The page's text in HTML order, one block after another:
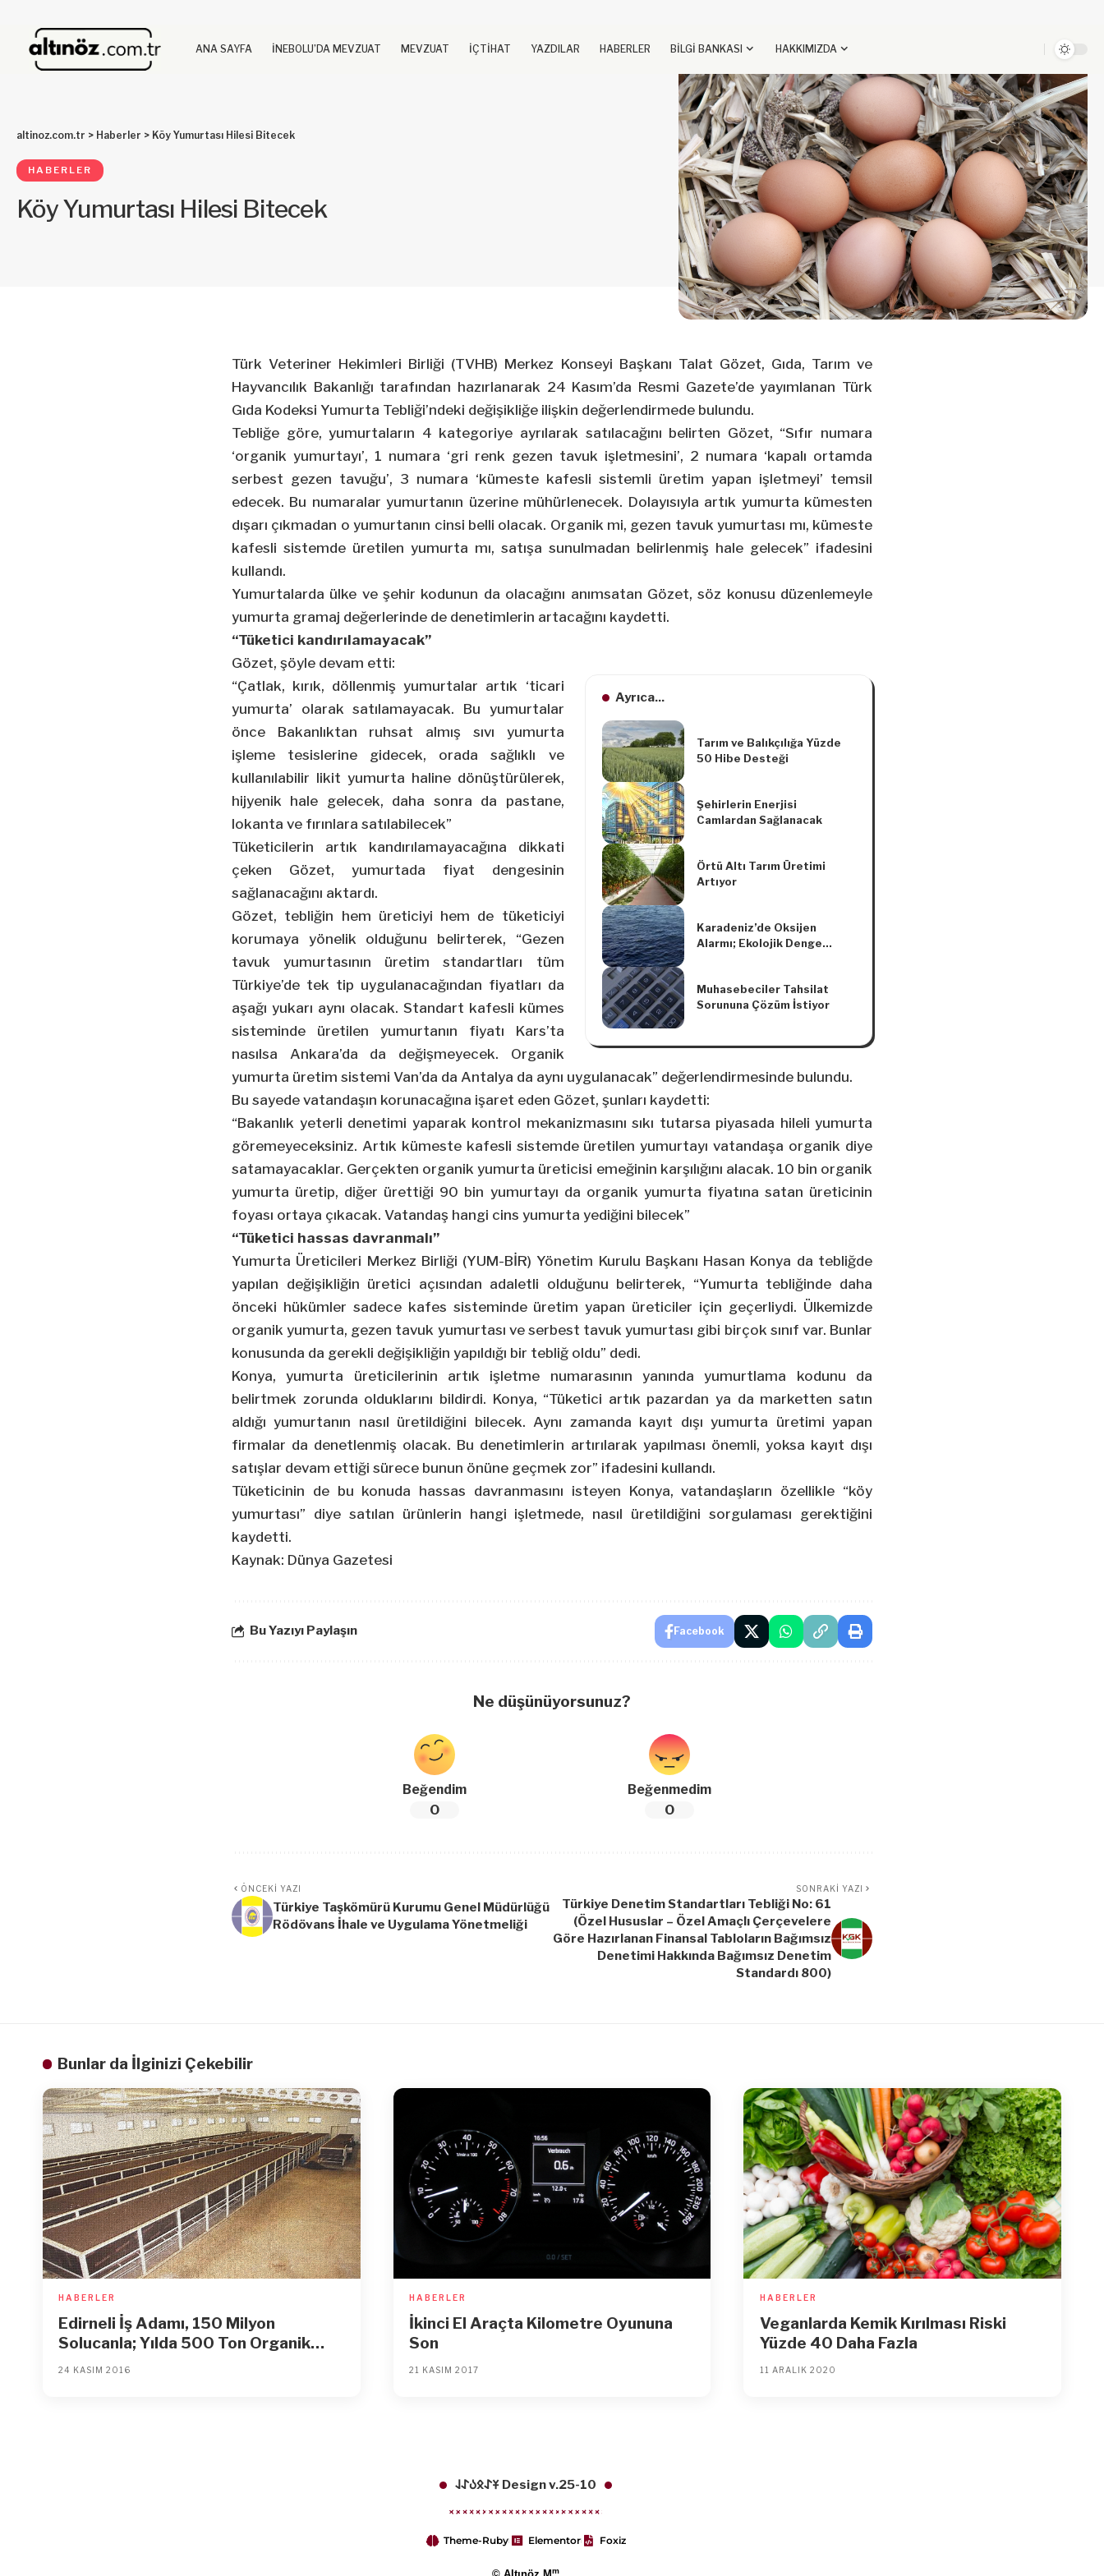
ANA SAYFA İNEBOLU’DA MEVZUAT MEVZUAT İÇTİHAT YAZDILAR HABERLER BİLGİ BANKASI HAKKIMIZDA
altinoz.com.tr > Haberler > Köy Yumurtası Hilesi Bitecek
HABERLER
Köy Yumurtası Hilesi Bitecek
Türk Veteriner Hekimleri Birliği (TVHB) Merkez Konseyi Başkanı Talat Gözet, Gıda, Tarım ve
Hayvancılık Bakanlığı tarafından hazırlanarak 24 Kasım’da Resmi Gazete’de yayımlanan Türk
Gıda Kodeksi Yumurta Tebliği’ndeki değişikliğe ilişkin değerlendirmede bulundu.
Tebliğe göre, yumurtaların 4 kategoriye ayrılarak satılacağını belirten Gözet, “Sıfır numara
‘organik yumurtayı’, 1 numara ‘gri renk gezen tavuk işletmesini’, 2 numara ‘kapalı ortamda
serbest gezen tavuğu’, 3 numara ‘kümeste kafesli sistemli üretim yapan işletmeyi’ temsil
edecek. Bu numaralar yumurtanın üzerine mühürlenecek. Dolayısıyla artık yumurta kümesten
dışarı çıkmadan o yumurtanın cinsi belli olacak. Organik mi, gezen tavuk yumurtası mı, kümeste
kafesli sistemde üretilen yumurta mı, satışa sunulmadan belirlenmiş hale gelecek” ifadesini
kullandı.
Yumurtalarda ülke ve şehir kodunun da olacağını anımsatan Gözet, söz konusu düzenlemeyle
yumurta gramaj değerlerinde de denetimlerin artacağını kaydetti.
“Tüketici kandırılamayacak”
Gözet, şöyle devam etti:
Ayrıca...
Tarım ve Balıkçılığa Yüzde
50 Hibe Desteği
Şehirlerin Enerjisi
Camlardan Sağlanacak
Örtü Altı Tarım Üretimi
Artıyor
Karadeniz’de Oksijen
Alarmı; Ekolojik Denge
Muhasebeciler Tahsilat
Sorununa Çözüm İstiyor
“Çatlak, kırık, döllenmiş yumurtalar artık ‘ticari
yumurta’ olarak satılamayacak. Bu yumurtalar
önce Bakanlıktan ruhsat almış sıvı yumurta
işleme tesislerine gidecek, orada sağlıklı ve
kullanılabilir likit yumurta haline dönüştürülerek,
hijyenik hale gelecek, daha sonra da pastane,
lokanta ve fırınlara satılabilecek”
Tüketicilerin artık kandırılamayacağına dikkati
çeken Gözet, yumurtada fiyat dengesinin
sağlanacağını aktardı.
Gözet, tebliğin hem üreticiyi hem de tüketiciyi
korumaya yönelik olduğunu belirterek, “Gezen
tavuk yumurtasının üretim standartları tüm
Türkiye’de tek tip uygulanacağından fiyatları da
aşağı yukarı aynı olacak. Standart kafesli kümes
sisteminde üretilen yumurtanın fiyatı Kars’ta
nasılsa Ankara’da da değişmeyecek. Organik
yumurta üretim sistemi Van’da da Antalya da aynı uygulanacak” değerlendirmesinde bulundu.
Bu sayede vatandaşın korunacağına işaret eden Gözet, şunları kaydetti:
“Bakanlık yeterli denetimi yaparak kontrol mekanizmasını sıkı tutarsa piyasada hileli yumurta
göremeyeceksiniz. Artık kümeste kafesli sistemde üretilen yumurtayı vatandaşa organik diye
satamayacaklar. Gerçekten organik yumurta üreticisi emeğinin karşılığını alacak. 10 bin organik
yumurta üretip, diğer ürettiği 90 bin yumurtayı da organik yumurta fiyatına satan üreticinin
foyası ortaya çıkacak. Vatandaş hangi cins yumurta yediğini bilecek”
“Tüketici hassas davranmalı”
Yumurta Üreticileri Merkez Birliği (YUM-BİR) Yönetim Kurulu Başkanı Hasan Konya da tebliğde
yapılan değişikliğin üretici açısından adaletli olduğunu belirterek, “Yumurta tebliğinde daha
önceki hükümler sadece kafes sisteminde üretim yapan üreticiler için geçerliydi. Ülkemizde
organik yumurta, gezen tavuk yumurtası ve serbest tavuk yumurtası gibi birçok sınıf var. Bunlar
konusunda da gerekli değişikliğin yapıldığı bir tebliğ oldu” dedi.
Konya, yumurta üreticilerinin artık işletme numarasının yanında yumurtlama kodunu da
belirtmek zorunda olduklarını bildirdi. Konya, “Tüketici artık pazardan ya da marketten satın
aldığı yumurtanın nasıl üretildiğini bilecek. Aynı zamanda kayıt dışı yumurta üretimi yapan
firmalar da denetlenmiş olacak. Bu denetimlerin artırılarak yapılması önemli, yoksa kayıt dışı
satışlar devam ettiği sürece bunun önüne geçmek zor” ifadesini kullandı.
Tüketicinin de bu konuda hassas davranmasını isteyen Konya, vatandaşların özellikle “köy
yumurtası” diye satılan ürünlerin hangi işletmede, nasıl üretildiğini sorgulaması gerektiğini
kaydetti.
Kaynak: Dünya Gazetesi
Bu Yazıyı Paylaşın Facebook
Ne düşünüyorsunuz?
Beğendim
0
Beğenmedim
0
ÖNCEKI YAZI
Türkiye Taşkömürü Kurumu Genel Müdürlüğü
Rödövans İhale ve Uygulama Yönetmeliği
SONRAKI YAZI
Türkiye Denetim Standartları Tebliği No: 61
(Özel Hususlar – Özel Amaçlı Çerçevelere
Göre Hazırlanan Finansal Tabloların Bağımsız
Denetimi Hakkında Bağımsız Denetim
Standardı 800)
Bunlar da İlginizi Çekebilir
HABERLER
Edirneli İş Adamı, 150 Milyon
Solucanla; Yılda 500 Ton Organik
Gübre Üretiyor
24 KASIM 2016
HABERLER
İkinci El Araçta Kilometre Oyununa
Son
21 KASIM 2017
HABERLER
Veganlarda Kemik Kırılması Riski
Yüzde 40 Daha Fazla
11 ARALIK 2020
𐱁𐰀𐰋𐰉𐰀𐰞 Design v.25-10
Theme-Ruby Elementor Foxiz
m